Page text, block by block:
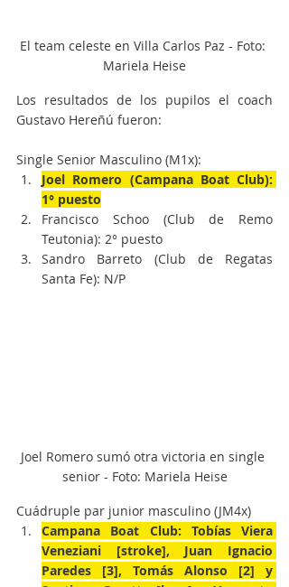
El team celeste en Villa Carlos Paz - Foto:
Mariela Heise
Los resultados de los pupilos el coach
Gustavo Hereñú fueron:
Single Senior Masculino (M1x):
Joel Romero (Campana Boat Club):
1° puesto
Francisco Schoo (Club de Remo
Teutonia): 2° puesto
Sandro Barreto (Club de Regatas
Santa Fe): N/P
Joel Romero sumó otra victoria en single
senior - Foto: Mariela Heise
Cuádruple par junior masculino (JM4x)
Campana Boat Club: Tobías Viera
Veneziani [stroke], Juan Ignacio
Paredes [3], Tomás Alonso [2] y